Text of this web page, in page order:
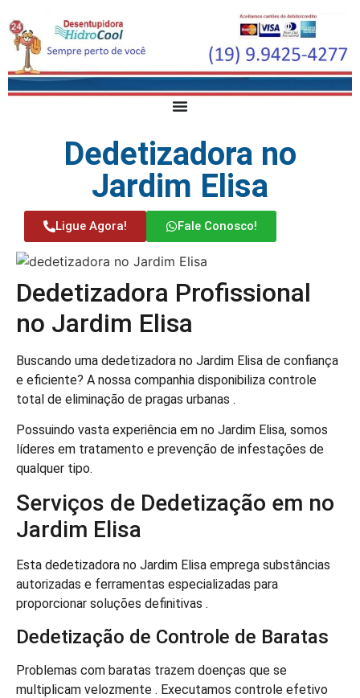
Dedetizadora no
Jardim Elisa
Ligue Agora! Fale Conosco!
Dedetizadora Profissional
no Jardim Elisa
Buscando uma dedetizadora no Jardim Elisa de confiança
e eficiente? A nossa companhia disponibiliza controle
total de eliminação de pragas urbanas .
Possuindo vasta experiência em no Jardim Elisa, somos
líderes em tratamento e prevenção de infestações de
qualquer tipo.
Serviços de Dedetização em no
Jardim Elisa
Esta dedetizadora no Jardim Elisa emprega substâncias
autorizadas e ferramentas especializadas para
proporcionar soluções definitivas .
Dedetização de Controle de Baratas
Problemas com baratas trazem doenças que se
multiplicam velozmente . Executamos controle efetivo